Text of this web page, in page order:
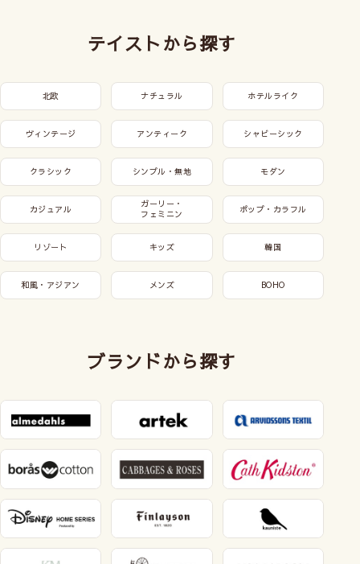
テイストから探す
北欧 ナチュラル ホテルライク
ヴィンテージ アンティーク シャビーシック
クラシック シンプル・無地 モダン
カジュアル
ガーリー・
フェミニン
ポップ・カラフル
リゾート キッズ 韓国
和風・アジアン メンズ BOHO
ブランドから探す